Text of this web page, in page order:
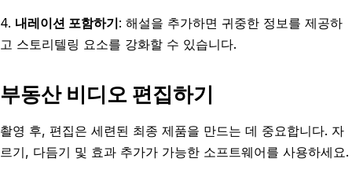
4. 내레이션 포함하기: 해설을 추가하면 귀중한 정보를 제공하
고 스토리텔링 요소를 강화할 수 있습니다.
부동산 비디오 편집하기
촬영 후, 편집은 세련된 최종 제품을 만드는 데 중요합니다. 자
르기, 다듬기 및 효과 추가가 가능한 소프트웨어를 사용하세요.